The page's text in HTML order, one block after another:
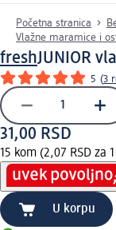
Početna stranica
Vlažne maramice i
freshJUNIOR
5 (3
31,00 RSD
15 kom (2,07 RSD za
U korpu